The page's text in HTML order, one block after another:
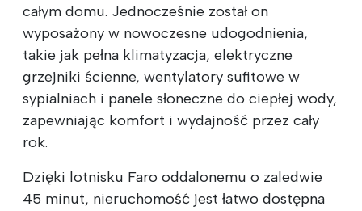
całym domu. Jednocześnie został on
wyposażony w nowoczesne udogodnienia,
takie jak pełna klimatyzacja, elektryczne
grzejniki ścienne, wentylatory sufitowe w
sypialniach i panele słoneczne do ciepłej wody,
zapewniając komfort i wydajność przez cały
rok.
Dzięki lotnisku Faro oddalonemu o zaledwie
45 minut, nieruchomość jest łatwo dostępna